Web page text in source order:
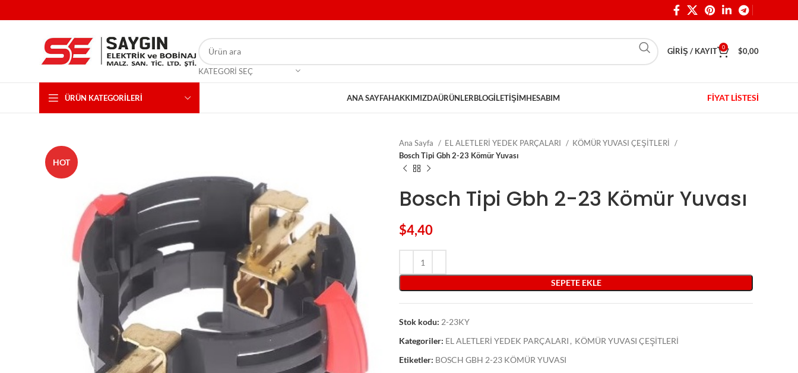
KATEGORI SEÇ
GIRIŞ / KAYIT 0 $0,00
ÜRÜN KATEGORILERI ANA SAYFAHAKKIMIZDAÜRÜNLERBLOGİLETIŞIMHESABIM FİYAT LİSTESİ
HOT
Ana Sayfa EL ALETLERİ YEDEK PARÇALARI
KÖMÜR YUVASI ÇEŞİTLERİ
Bosch Tipi Gbh 2-23 Kömür Yuvası
Bosch Tipi Gbh 2-23 Kömür Yuvası
$4,40
SEPETE EKLE
Stok kodu: 2-23KY
Kategoriler: EL ALETLERİ YEDEK PARÇALARI , KÖMÜR YUVASI ÇEŞİTLERİ
Etiketler: BOSCH GBH 2-23 KÖMÜR YUVASI